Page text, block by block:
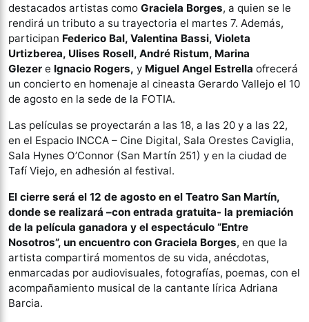
destacados artistas como Graciela Borges, a quien se le
rendirá un tributo a su trayectoria el martes 7. Además,
participan Federico Bal, Valentina Bassi, Violeta
Urtizberea, Ulises Rosell, André Ristum, Marina
Glezer e Ignacio Rogers, y Miguel Angel Estrella ofrecerá
un concierto en homenaje al cineasta Gerardo Vallejo el 10
de agosto en la sede de la FOTIA.
Las películas se proyectarán a las 18, a las 20 y a las 22,
en el Espacio INCCA – Cine Digital, Sala Orestes Caviglia,
Sala Hynes O’Connor (San Martín 251) y en la ciudad de
Tafí Viejo, en adhesión al festival.
El cierre será el 12 de agosto en el Teatro San Martín,
donde se realizará –con entrada gratuita- la premiación
de la película ganadora y el espectáculo “Entre
Nosotros”, un encuentro con Graciela Borges, en que la
artista compartirá momentos de su vida, anécdotas,
enmarcadas por audiovisuales, fotografías, poemas, con el
acompañamiento musical de la cantante lírica Adriana
Barcia.